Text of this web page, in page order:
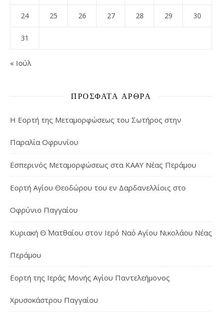
24 25 26 27 28 29 30
31
« Ιούλ
ΠΡΌΣΦΑΤΑ ΆΡΘΡΑ
Η Εορτή της Μεταμορφώσεως του Σωτήρος στην
Παραλία Οφρυνίου
Εσπερινός Μεταμορφώσεως στα ΚΑΑΥ Νέας Περάμου
Εορτή Αγίου Θεοδώρου του εν Δαρδανελλίοις στο
Οφρύνιο Παγγαίου
Κυριακή Θ΄ Ματθαίου στον Ιερό Ναό Αγίου Νικολάου Νέας
Περάμου
Εορτή της Ιεράς Μονής Αγίου Παντελεήμονος
Χρυσοκάστρου Παγγαίου